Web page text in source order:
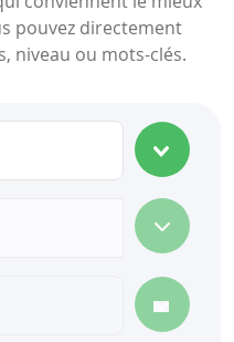
pouvez directement
niveau ou mots-clés.